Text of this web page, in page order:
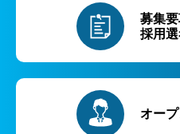
募集
採用
オー